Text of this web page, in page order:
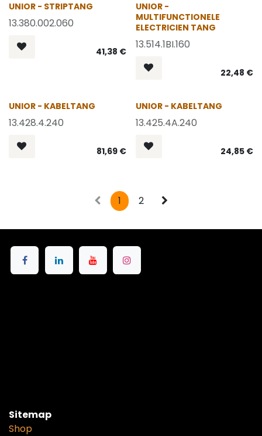
UNIOR - STRIPTANG
13.380.002.060
41,38 €
UNIOR -
MULTIFUNCTIONELE
ELECTRICIEN TANG
13.514.1BI.160
22,48 €
UNIOR - KABELTANG
13.428.4.240
81,69€
UNIOR - KABELTANG
13.425.4A.240
24,85€
1 2
Sitemap
Shop